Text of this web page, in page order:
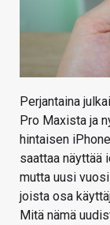
Perjantaina
Pro Maxista ja
hintaisen
saattaa näyttää
mutta uusi
joista osa
Mitä nämä